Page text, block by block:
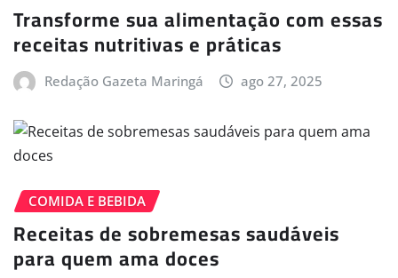
Transforme sua alimentação com essas
receitas nutritivas e práticas
Redação Gazeta Maringá ago 27, 2025
COMIDA E BEBIDA
Receitas de sobremesas saudáveis
para quem ama doces